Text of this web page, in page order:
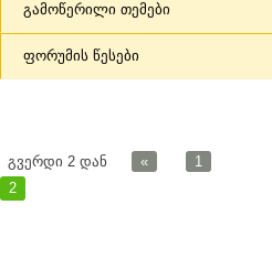
გამოწერილი თემები
ფორუმის წესები
გვერდი 2 დან «
1
2